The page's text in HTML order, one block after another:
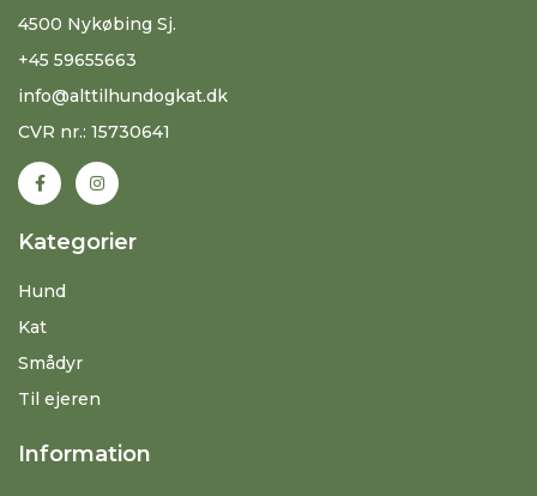
4500 Nykøbing Sj.
+45 59655663
info@alttilhundogkat.dk
CVR nr.: 15730641
Kategorier
Hund
Kat
Smådyr
Til ejeren
Information